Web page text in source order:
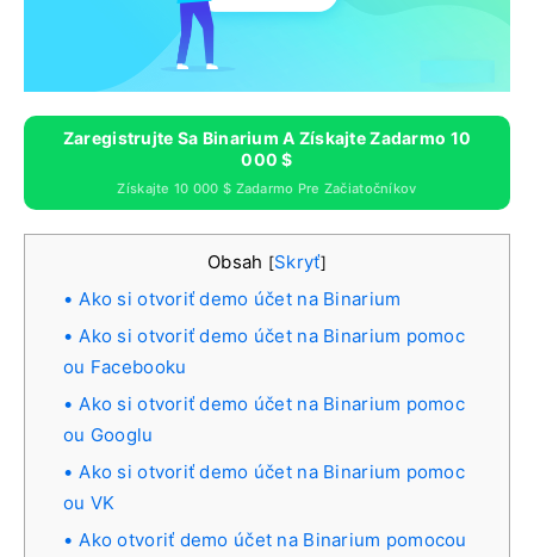
Zaregistrujte Sa Binarium A Získajte Zadarmo 10
000 $
Získajte 10 000 $ Zadarmo Pre Začiatočníkov
Obsah [Skryť]
Ako si otvoriť demo účet na Binarium
Ako si otvoriť demo účet na Binarium pomoc
ou Facebooku
Ako si otvoriť demo účet na Binarium pomoc
ou Googlu
Ako si otvoriť demo účet na Binarium pomoc
ou VK
Ako otvoriť demo účet na Binarium pomocou